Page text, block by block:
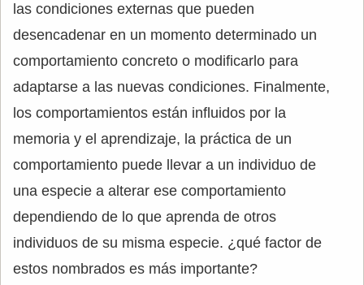
las condiciones externas que pueden
desencadenar en un momento determinado un
comportamiento concreto o modificarlo para
adaptarse a las nuevas condiciones. Finalmente,
los comportamientos están influidos por la
memoria y el aprendizaje, la práctica de un
comportamiento puede llevar a un individuo de
una especie a alterar ese comportamiento
dependiendo de lo que aprenda de otros
individuos de su misma especie. ¿qué factor de
estos nombrados es más importante?